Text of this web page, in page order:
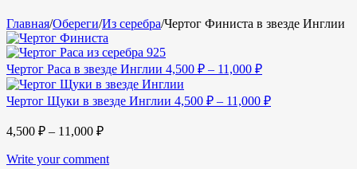
Главная/Обереги/Из серебра/Чертог Финиста в звезде Инглии
Чертог Раса в звезде Инглии 4,500 ₽ – 11,000 ₽
Чертог Щуки в звезде Инглии 4,500 ₽ – 11,000 ₽
4,500 ₽ – 11,000 ₽
Write your comment